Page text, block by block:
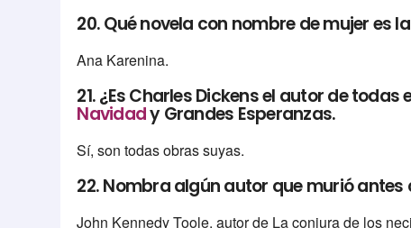
20. Qué novela con nombre de mujer es
Ana Karenina.
21. ¿Es Charles Dickens el autor de
Navidady Grandes Esperanzas.
Sí, son todas obras suyas.
22. Nombra algún autor que murió antes
John Kennedy Toole, autor de La conjura de los